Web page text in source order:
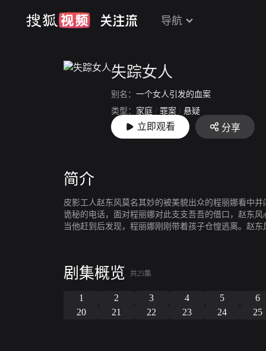
导航
失踪女人
别名： 一个女人引发的血案
类型： 家庭 / 罪案 / 悬疑
上映： 2005
立即观看 分享
简介
皮影工人赵东风莫名其妙的被美貌出众的程丽娜看中
诡秘的电话，面对程丽娜对此支支吾吾的借口，赵东
当他赶到后发现，程丽娜刚刚带着孩子仓惶逃离。赵
剧集概览 共25集
1 2 3 4 5 6
20
21 22 23 24 25